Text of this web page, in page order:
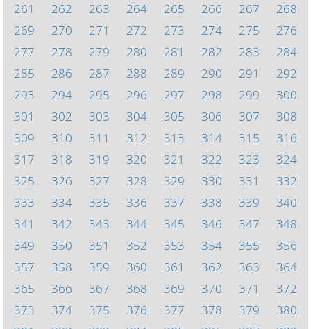
261
262 263 264 265 266 267
268
269
270 271 272 273 274 275
276
277
278 279 280 281 282 283
284
285
286 287 288 289 290 291
292
293
294 295 296 297 298 299
300
301
302 303 304 305 306 307
308
309
310 311 312 313 314 315
316
317
318 319 320 321 322 323
324
325
326 327 328 329 330 331
332
333
334 335 336 337 338 339
340
341
342 343 344 345 346 347
348
349
350 351 352 353 354 355
356
357
358 359 360 361 362 363
364
365
366 367 368 369 370 371
372
373
374 375 376 377 378 379
380